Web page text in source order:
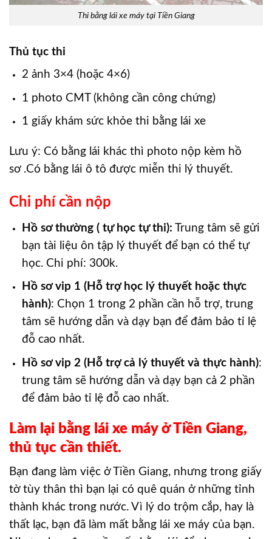
Thi bằng lái xe máy tại Tiền Giang
Thủ tục thi
2 ảnh 3×4 (hoặc 4×6)
1 photo CMT (không cần công chứng)
1 giấy khám sức khỏe thi bằng lái xe
Lưu ý: Có bằng lái khác thì photo nộp kèm hồ
sơ .Có bằng lái ô tô được miễn thi lý thuyết.
Chi phí cần nộp
Hồ sơ thường ( tự học tự thi): Trung tâm sẽ gửi
bạn tài liệu ôn tập lý thuyết để bạn có thể tự
học. Chi phí: 300k.
Hồ sơ vip 1 (Hỗ trợ học lý thuyết hoặc thực
hành): Chọn 1 trong 2 phần cần hỗ trợ, trung
tâm sẽ hướng dẫn và dạy bạn để đảm bảo tỉ lệ
đỗ cao nhất.
Hồ sơ vip 2 (Hỗ trợ cả lý thuyết và thực hành):
trung tâm sẽ hướng dẫn và dạy bạn cả 2 phần
để đảm bảo tỉ lệ đỗ cao nhất.
Làm lại bằng lái xe máy ở Tiền Giang,
thủ tục cần thiết.
Bạn đang làm việc ở Tiền Giang, nhưng trong giấy
tờ tùy thân thì bạn lại có quê quán ở những tỉnh
thành khác trong nước. Vì lý do trộm cắp, hay là
thất lạc, bạn đã làm mất bằng lái xe máy của bạn.